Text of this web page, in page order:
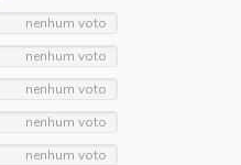
nenhum voto
nenhum voto
nenhum voto
nenhum voto
nenhum voto